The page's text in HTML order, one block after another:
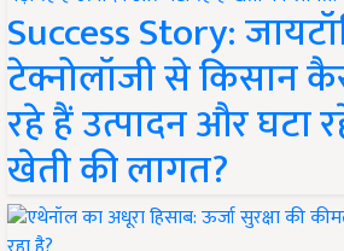
Success Story:
टेक्नोलॉजी से किसान
रहे हैं उत्पादन और घटा
खेती की लागत?